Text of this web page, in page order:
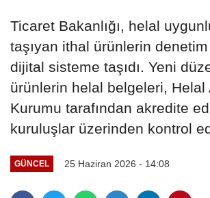
Ticaret Bakanlığı, helal
taşıyan ithal ürünlerin
dijital sisteme taşıdı. Yeni
ürünlerin helal belgeleri, Helal
Kurumu tarafından akredite
kuruluşlar üzerinden kontrol
GÜNCEL 25 Haziran 2026 - 14:08